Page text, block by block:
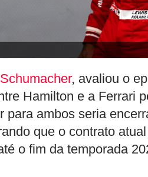
, avaliou o
Hamilton e a Ferrari
para ambos seria
que o contrato
o fim da temporada